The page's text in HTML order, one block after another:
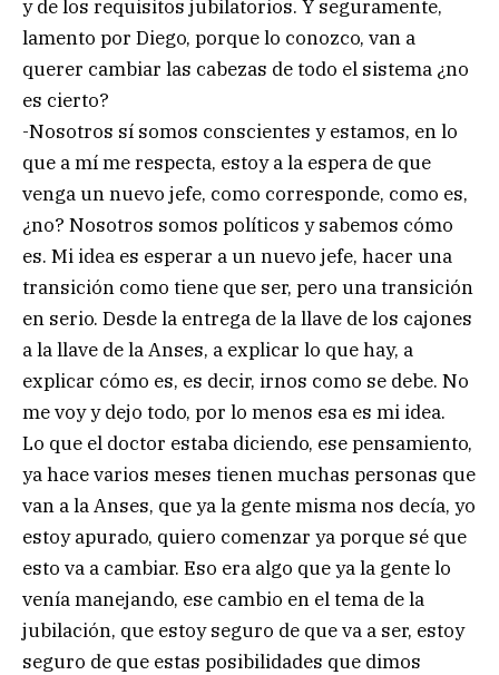
y de los requisitos jubilatorios. Y seguramente,
lamento por Diego, porque lo conozco, van a
querer cambiar las cabezas de todo el sistema ¿no
es cierto?
-Nosotros sí somos conscientes y estamos, en lo
que a mí me respecta, estoy a la espera de que
venga un nuevo jefe, como corresponde, como es,
¿no? Nosotros somos políticos y sabemos cómo
es. Mi idea es esperar a un nuevo jefe, hacer una
transición como tiene que ser, pero una transición
en serio. Desde la entrega de la llave de los cajones
a la llave de la Anses, a explicar lo que hay, a
explicar cómo es, es decir, irnos como se debe. No
me voy y dejo todo, por lo menos esa es mi idea.
Lo que el doctor estaba diciendo, ese pensamiento,
ya hace varios meses tienen muchas personas que
van a la Anses, que ya la gente misma nos decía, yo
estoy apurado, quiero comenzar ya porque sé que
esto va a cambiar. Eso era algo que ya la gente lo
venía manejando, ese cambio en el tema de la
jubilación, que estoy seguro de que va a ser, estoy
seguro de que estas posibilidades que dimos